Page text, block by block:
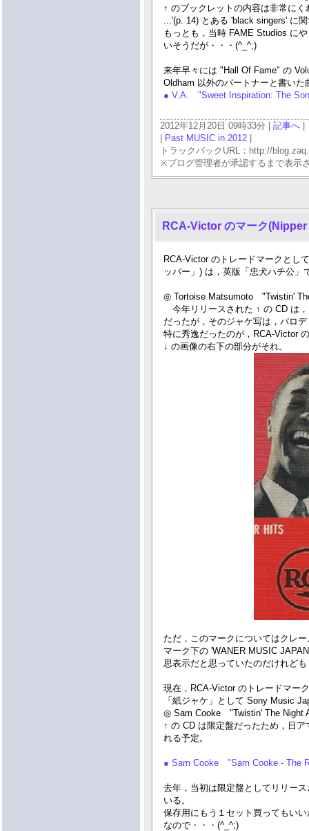
↑ のブックレットの内容は非常に
...'(p. 14) とある 'black singers' に
もっとも，当時 FAME Studios に
いそうだが・・・(^_^;)
来年早々には "Hall Of Fame" の
Oldham 以外のパートナーと書い
● V.A. "Sweet Inspiration: The
2012年12月20日 09時33分 | 記事へ
Past MUSIC in 2012
トラックバックURL：http://
※ブログ管理者が承認するまで表示
RCA-Victor のマーク(Nipper
RCA-Victor のトレードマークとし
ッパー」) は，英版「忠犬ハチ公
◎ Tortoise Matsumoto "Twistin'
今年リリースされた ↑ の CD は
だったが，そのジャケ写は，パロ
特に秀逸だったのが，RCA-Victor
↓ の画像の右下の部分がそれ。
ただ，このマークについてはクレ
マーク下の 'WANER MUSIC
思表示だと思っていたのだけれど
現在，RCA-Victor のトレードマー
「紙ジャケ」として Sony Music
◎ Sam Cooke "Twistin' The Night
↑ の CD は限定盤だったため，日
れる予定。
● Sam Cooke "Sam Cooke - The
去年，当初は限定盤としてリリー
いる。
保存用にもう１セット買ってもい
なので・・・(^_^;)